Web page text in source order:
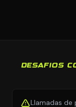
DESAFIOS
Llamadas de